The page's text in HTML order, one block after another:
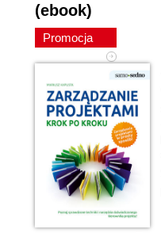
(ebook)
Promocja